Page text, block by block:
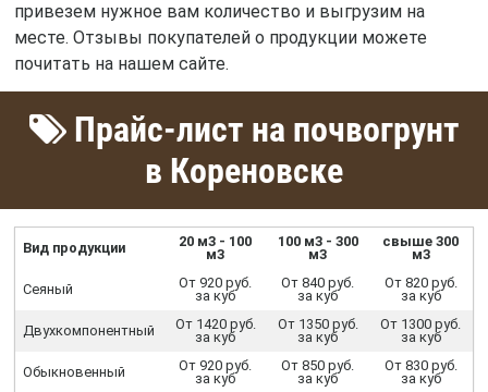
привезем нужное вам количество и выгрузим на
месте. Отзывы покупателей о продукции можете
почитать на нашем сайте.
Прайс-лист на почвогрунт
в Кореновске
Вид продукции
20 м3 - 100
м3
100 м3 - 300
м3
свыше 300
м3
Сеяный
От 920 руб.
за куб
От 840 руб.
за куб
От 820 руб.
за куб
Двухкомпонентный
От 1420 руб.
за куб
От 1350 руб.
за куб
От 1300 руб.
за куб
Обыкновенный
От 920 руб.
за куб
От 850 руб.
за куб
От 830 руб.
за куб